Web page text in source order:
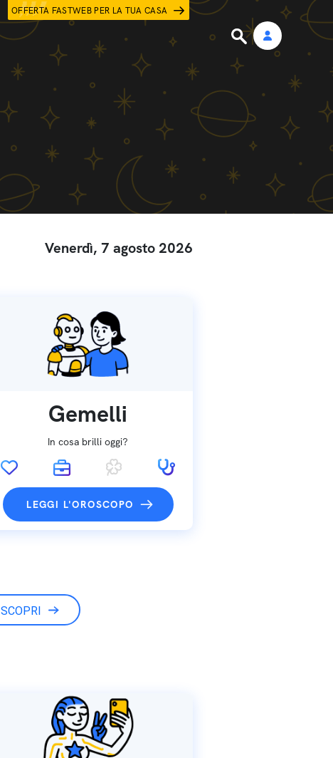
OFFERTA FASTWEB PER LA TUA CASA
Venerdì, 7 agosto 2026
Gemelli
In cosa brilli oggi?
LEGGI L'OROSCOPO
SCOPRI